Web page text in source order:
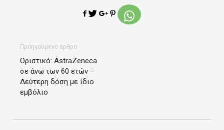
Προηγούμενο άρθρο
Οριστικό: AstraZeneca
σε άνω των 60 ετών –
Δεύτερη δόση με ίδιο
εμβόλιο